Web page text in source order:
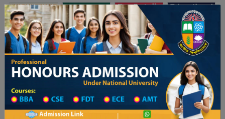
Toggle navigation অনার্স ভর্তি প্রফেশনাল অনার্স
Updates
২৬ শিক্ষাবর্ষের ১ম বর্ষের ভর্তি আবেদন বিজ্ঞপ্তি ঢাকা বিশ্ববিদ্যালয় ২০২৫-২৬ শিক্ষাবর্ষে
University College All Division